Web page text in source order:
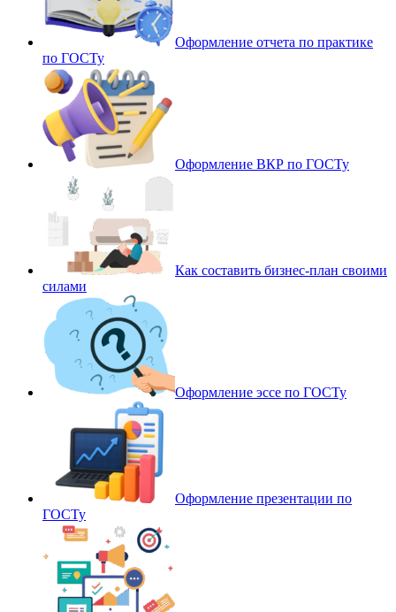
Оформление отчета по практике
по ГОСТу
Оформление ВКР по ГОСТу
Как составить бизнес-план своими
силами
Оформление эссе по ГОСТу
Оформление презентации по
ГОСТу